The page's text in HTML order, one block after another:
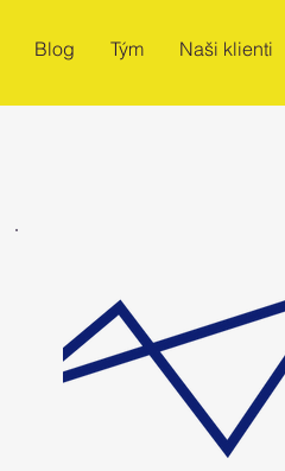
Blog Tým Naši klienti